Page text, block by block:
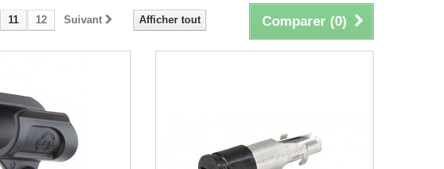
Comparer (0)
Afficher tout
11 12 Suivant